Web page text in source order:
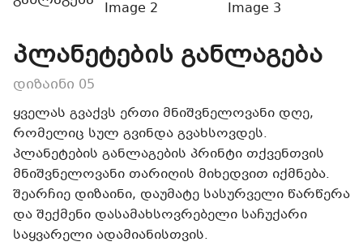
პლანეტების განლაგება
დიზაინი 05
ყველას გვაქვს ერთი მნიშვნელოვანი დღე,
რომელიც სულ გვინდა გვახსოვდეს.
პლანეტების განლაგების პრინტი თქვენთვის
მნიშვნელოვანი თარიღის მიხედვით იქმნება.
შეარჩიე დიზაინი, დაუმატე სასურველი წარწერა
და შექმენი დასამახსოვრებელი საჩუქარი
საყვარელი ადამიანისთვის.